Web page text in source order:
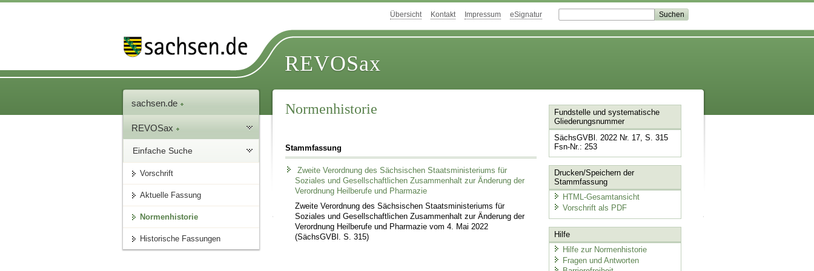
Übersicht Kontakt Impressum eSignatur
REVOSax
sachsen.de
REVOSax
Einfache Suche
Vorschrift
Aktuelle Fassung
Normenhistorie
Historische Fassungen
Normenhistorie
Stammfassung
Zweite Verordnung des Sächsischen Staatsministeriums für
Soziales und Gesellschaftlichen Zusammenhalt zur Änderung der
Verordnung Heilberufe und Pharmazie
Zweite Verordnung des Sächsischen Staatsministeriums für
Soziales und Gesellschaftlichen Zusammenhalt zur Änderung der
Verordnung Heilberufe und Pharmazie vom 4. Mai 2022
(SächsGVBl. S. 315)
Fundstelle und systematische
Gliederungsnummer
SächsGVBl. 2022 Nr. 17, S. 315
Fsn-Nr.: 253
Drucken/Speichern der
Stammfassung
HTML-Gesamtansicht
Vorschrift als PDF
Hilfe
Hilfe zur Normenhistorie
Fragen und Antworten